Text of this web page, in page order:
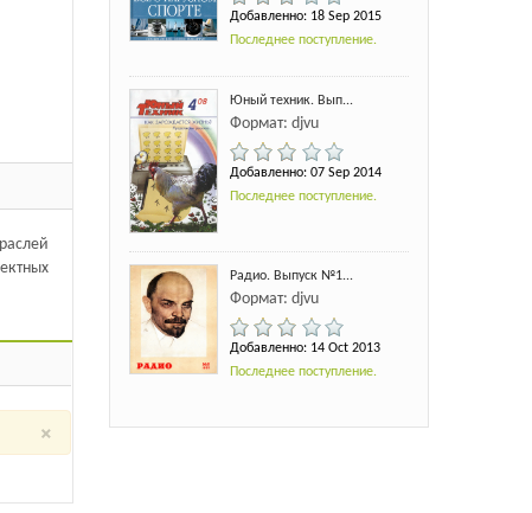
×
Добавленно: 18 Sep 2015
Последнее поступление.
Юный техник. Вып...
Формат: djvu
Добавленно: 07 Sep 2014
Последнее поступление.
Радио. Выпуск №1...
Формат: djvu
Добавленно: 14 Oct 2013
Последнее поступление.